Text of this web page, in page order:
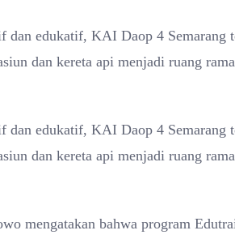
edukatif, KAI Daop 4 Semarang
dan kereta api menjadi ruang
edukatif, KAI Daop 4 Semarang
dan kereta api menjadi ruang
mengatakan bahwa program